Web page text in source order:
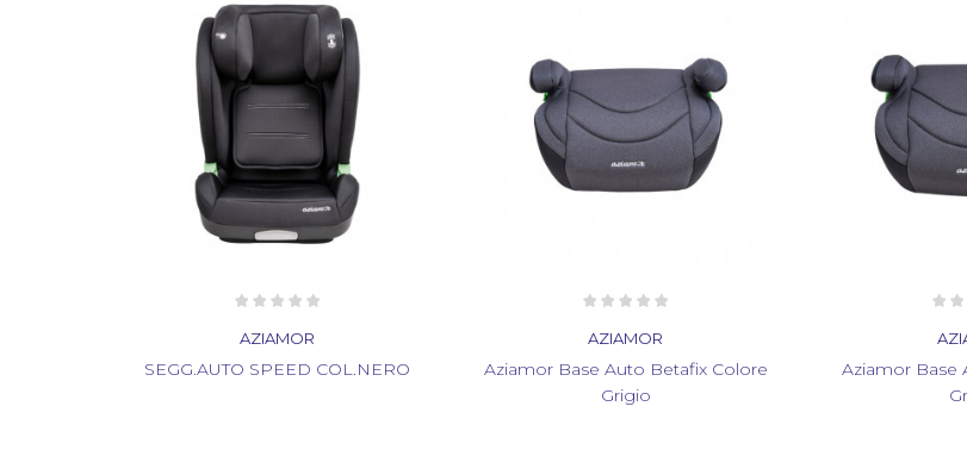
AZIAMOR
Aziamor Base Auto Betafix Colore
AZIAMOR
Aziamor Base Auto Beta Colore
Grigio
Aziamor